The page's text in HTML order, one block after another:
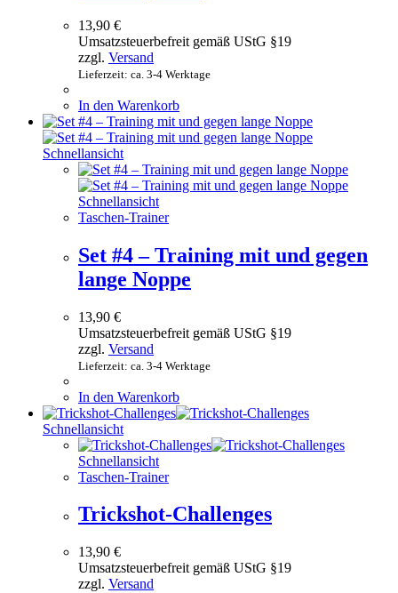
13,90 €
Umsatzsteuerbefreit gemäß UStG §19
zzgl. Versand
Lieferzeit: ca. 3-4 Werktage
In den Warenkorb
Schnellansicht
Schnellansicht
Taschen-Trainer
Set #4 – Training mit und gegen
lange Noppe
13,90 €
Umsatzsteuerbefreit gemäß UStG §19
zzgl. Versand
Lieferzeit: ca. 3-4 Werktage
In den Warenkorb
Schnellansicht
Schnellansicht
Taschen-Trainer
Trickshot-Challenges
13,90 €
Umsatzsteuerbefreit gemäß UStG §19
zzgl. Versand